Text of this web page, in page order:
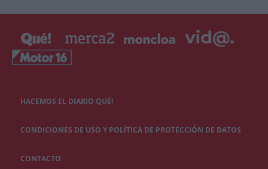
HACEMOS EL DIARIO QUÉ!
CONDICIONES DE USO Y POLÍTICA DE PROTECCIÓN DE DATOS
CONTACTO